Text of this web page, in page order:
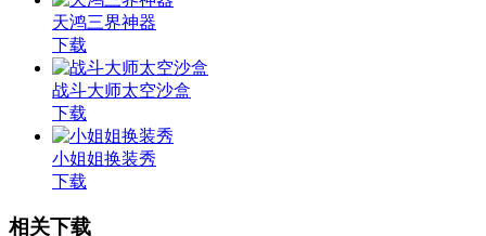
天鸿三界神器
下载
战斗大师太空沙盒
下载
小姐姐换装秀
下载
相关下载